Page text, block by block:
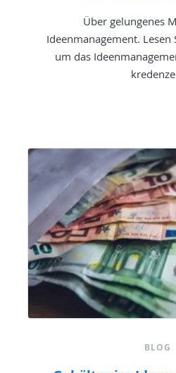
Über gelungenes
Ideenmanagement. Lesen
um das
BLOG